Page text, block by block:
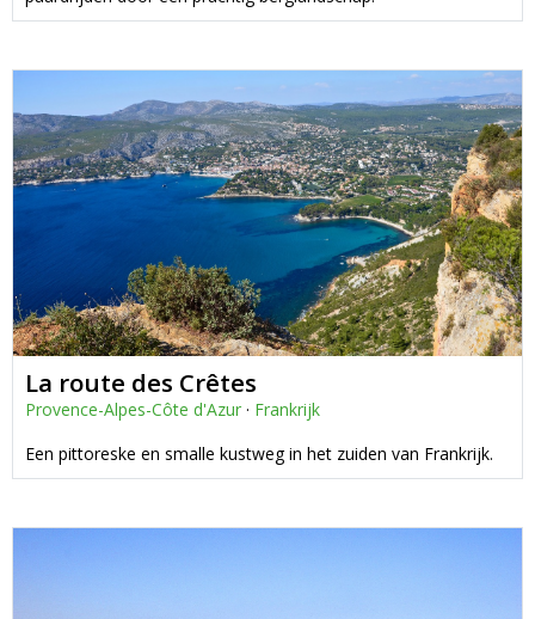
La route des Crêtes
Provence-Alpes-Côte d'Azur · Frankrijk
Een pittoreske en smalle kustweg in het zuiden van Frankrijk.